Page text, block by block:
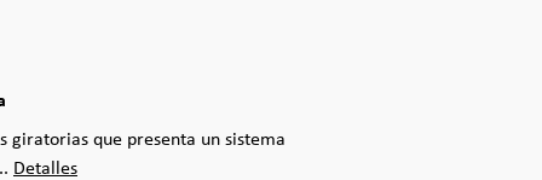
giratorias que presenta un sistema
Detalles